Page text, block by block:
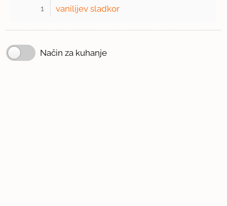
1 vanilijev sladkor
Način za kuhanje